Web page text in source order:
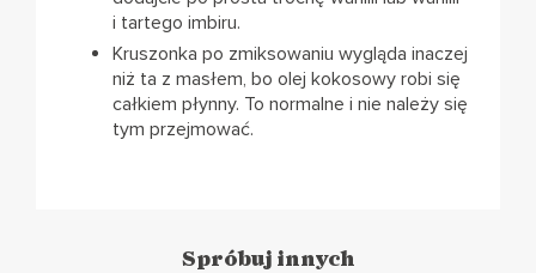
i tartego imbiru.
Kruszonka po zmiksowaniu wygląda inaczej
niż ta z masłem, bo olej kokosowy robi się
całkiem płynny. To normalne i nie należy się
tym przejmować.
Spróbuj innych